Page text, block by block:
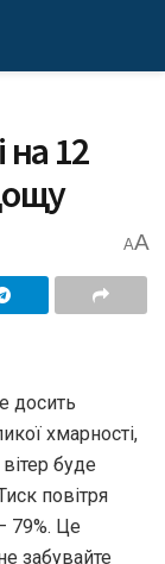
на 12
AA
досить
хмарності,
буде
повітря
79%. Це
забувайте